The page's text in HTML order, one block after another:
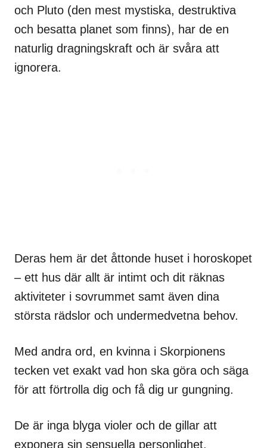
och Pluto (den mest mystiska, destruktiva
och besatta planet som finns), har de en
naturlig dragningskraft och är svåra att
ignorera.
Deras hem är det åttonde huset i horoskopet
– ett hus där allt är intimt och dit räknas
aktiviteter i sovrummet samt även dina
största rädslor och undermedvetna behov.
Med andra ord, en kvinna i Skorpionens
tecken vet exakt vad hon ska göra och säga
för att förtrolla dig och få dig ur gungning.
De är inga blyga violer och de gillar att
exponera sin sensuella personlighet.